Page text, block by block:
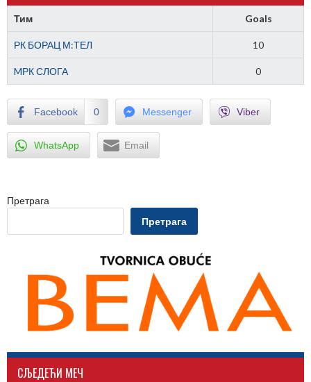
Тим Goals
РК БОРАЦ М:ТЕЛ 10
MРК СЛОГА 0
Facebook 0 Messenger Viber
WhatsApp Email
Претрага
Претрага
CЉЕДЕЋИ МЕЧ